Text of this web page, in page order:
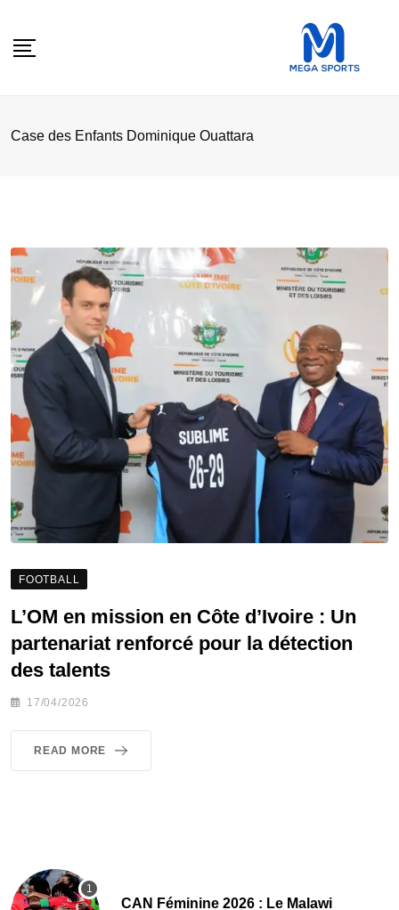
Case des Enfants Dominique Ouattara
FOOTBALL
L’OM en mission en Côte d’Ivoire : Un
partenariat renforcé pour la détection
des talents
17/04/2026
READ MORE
CAN Féminine 2026 : Le Malawi